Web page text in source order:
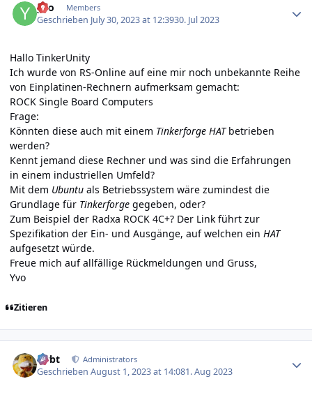
yvo Members
Geschrieben July 30, 2023 at 12:3930. Jul 2023
Hallo TinkerUnity
Ich wurde von RS-Online auf eine mir noch unbekannte Reihe
von Einplatinen-Rechnern aufmerksam gemacht:
ROCK Single Board Computers
Frage:
Könnten diese auch mit einem Tinkerforge HATbetrieben
werden?
Kennt jemand diese Rechner und was sind die Erfahrungen
in einem industriellen Umfeld?
Mit dem Ubuntu als Betriebssystem wäre zumindest die
Grundlage für Tinkerforge gegeben, oder?
Zum Beispiel der Radxa ROCK 4C+? Der Link führt zur
Spezifikation der Ein- und Ausgänge, auf welchen ein HAT
aufgesetzt würde.
Freue mich auf allfällige Rückmeldungen und Gruss,
Yvo
Zitieren
rtrbt Administrators
GeschriebenAugust 1, 2023 at 14:081. Aug 2023